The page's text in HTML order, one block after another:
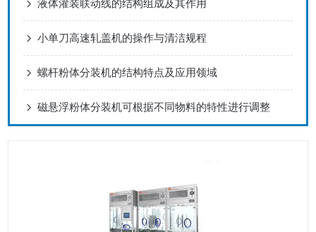
液体灌装联动线的结构组成及其作用
小单刀高速轧盖机的操作与清洁规程
螺杆粉体分装机的结构特点及应用领域
磁悬浮粉体分装机可根据不同物料的特性进行调整